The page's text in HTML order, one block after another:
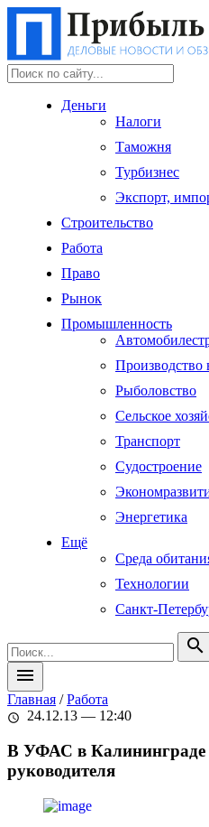
Деньги
Налоги
Таможня
Турбизнес
Экспорт,
Строительство
Работа
Право
Рынок
Промышленность
Рыболовство
Сельское
Транспорт
Судостроение
Энергетика
Ещё
Среда
Технологии
Санкт-
search
menu
Главная /Работа
schedule 24.12.13 — 12:40
В УФАС в Калининграде
руководителя